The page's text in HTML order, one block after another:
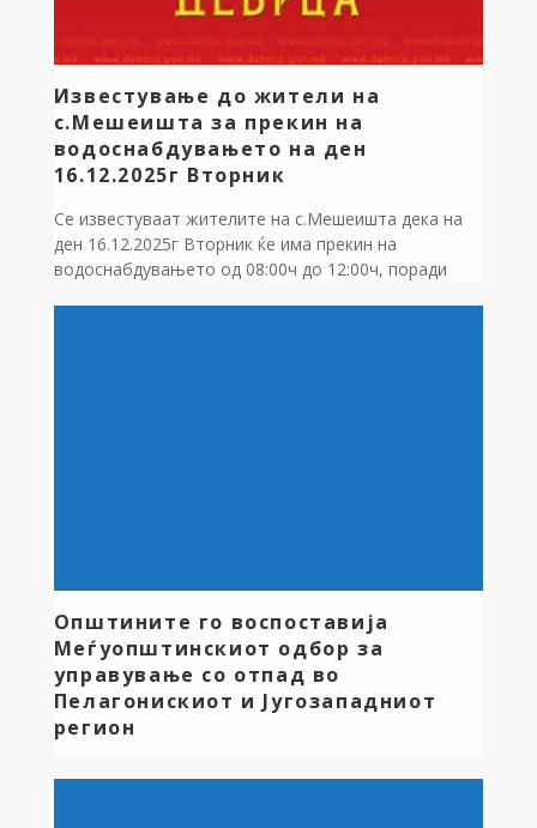
Известување до жители на
с.Мешеишта за прекин на
водоснабдувањето на ден
16.12.2025г Вторник
Се известуваат жителите на с.Мешеишта дека на
ден 16.12.2025г Вторник ќе има прекин на
водоснабдувањето од 08:00ч до 12:00ч, поради
Општините го воспоставија
Меѓуопштинскиот одбор за
управување со отпад во
Пелагонискиот и Југозападниот
регион